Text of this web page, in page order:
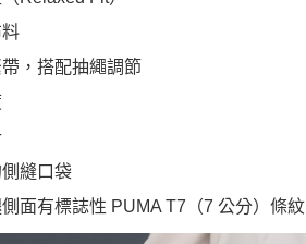
，搭配抽繩調節
縫口袋
面有標誌性 PUMA T7（7 公分）條紋